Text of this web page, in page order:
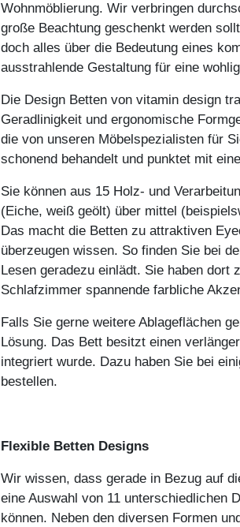
Wohnmöblierung. Wir verbringen
große Beachtung geschenkt werden
doch alles über die Bedeutung eines
ausstrahlende Gestaltung für eine
Die Design Betten von vitamin design
Geradlinigkeit und ergonomische
die von unseren Möbelspezialisten für
schonend behandelt und punktet mit
Sie können aus 15 Holz- und
(Eiche, weiß geölt) über mittel
Das macht die Betten zu attraktiven
überzeugen wissen. So finden Sie bei
Lesen geradezu einlädt. Sie haben dort
Schlafzimmer spannende farbliche
Falls Sie gerne weitere Ablageflächen
Lösung. Das Bett besitzt einen
integriert wurde. Dazu haben Sie bei
bestellen.
Flexible Betten Designs
Wir wissen, dass gerade in Bezug auf
eine Auswahl von 11 unterschiedlichen
können. Neben den diversen Formen